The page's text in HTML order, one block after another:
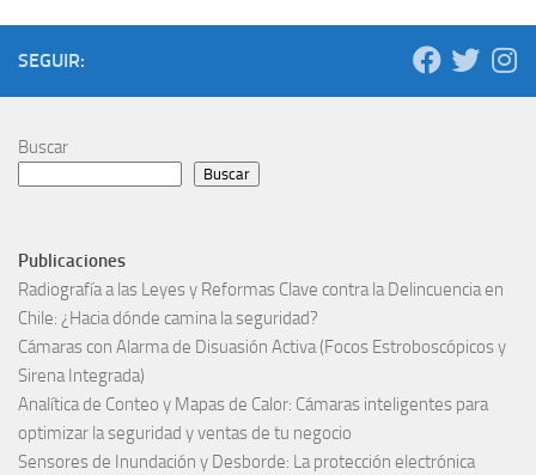
SEGUIR:
Buscar
Buscar
Publicaciones
Radiografía a las Leyes y Reformas Clave contra la Delincuencia en
Chile: ¿Hacia dónde camina la seguridad?
Cámaras con Alarma de Disuasión Activa (Focos Estroboscópicos y
Sirena Integrada)
Analítica de Conteo y Mapas de Calor: Cámaras inteligentes para
optimizar la seguridad y ventas de tu negocio
Sensores de Inundación y Desborde: La protección electrónica